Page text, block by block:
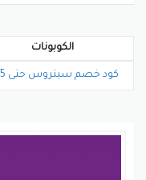
بينتيريست
الكوبونات
كود خصم سيتروس حتى 75%